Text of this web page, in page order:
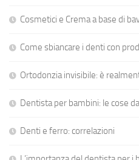
Cosmetici e Crema a base di
Come sbiancare i denti con
Ortodonzia invisibile: è
Dentista per bambini: le cose
Denti e ferro: correlazioni